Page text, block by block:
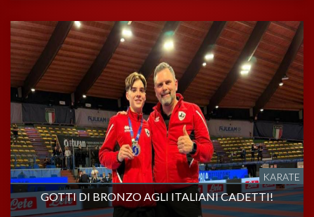
KARATE
GOTTI DI BRONZO AGLI ITALIANI CADETTI!